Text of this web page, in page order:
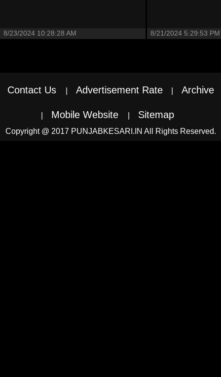
8/23/2024 10:28:28 AM 8/21/2024 5:29:53 PM
Contact Us Advertisement Rate Archive
Mobile Website Sitemap
Copyright @ 2017 PUNJABKESARI.IN All Rights Reserved.